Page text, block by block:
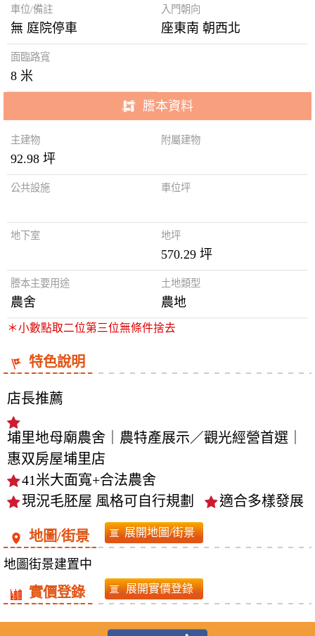
車位/備註
無 庭院停車
入門朝向
座東南 朝西北
面臨路寬
8 米
謄本資料
主建物
92.98 坪
附屬建物
公共設施 車位坪
地下室 地坪
570.29 坪
謄本主要用途
農舍
土地類型
農地
＊小數點取二位第三位無條件捨去
特色說明
店長推薦
埔里地母廟農舍｜農特產展示／觀光經營首選｜
惠双房屋埔里店
41米大面寬+合法農舍
現況毛胚屋 風格可自行規劃
適合多樣發展
地圖/街景
地圖街景建置中
實價登錄